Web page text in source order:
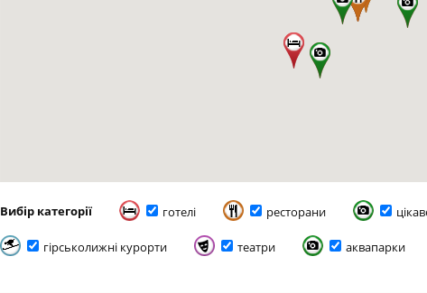
Вибір категорії готелі ресторани
гірськолижні курорти театри аквапарки